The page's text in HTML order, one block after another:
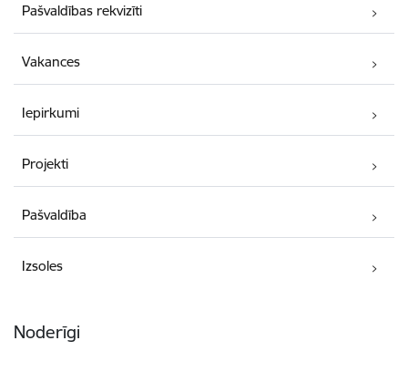
Pašvaldības rekvizīti
Vakances
Iepirkumi
Projekti
Pašvaldība
Izsoles
Noderīgi